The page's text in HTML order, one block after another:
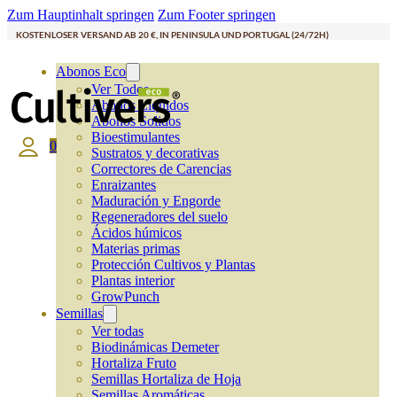
Zum Hauptinhalt springen Zum Footer springen
KOSTENLOSER VERSAND AB 20 €, IN PENINSULA UND PORTUGAL (24/72H)
Abonos Eco
Ver Todos
Abonos Líquidos
Abonos Solidos
Bioestimulantes
Sustratos y decorativas
Correctores de Carencias
Enraizantes
Maduración y Engorde
Regeneradores del suelo
Ácidos húmicos
Materias primas
Protección Cultivos y Plantas
Plantas interior
GrowPunch
Semillas
Ver todas
Biodinámicas Demeter
Hortaliza Fruto
Semillas Hortaliza de Hoja
0